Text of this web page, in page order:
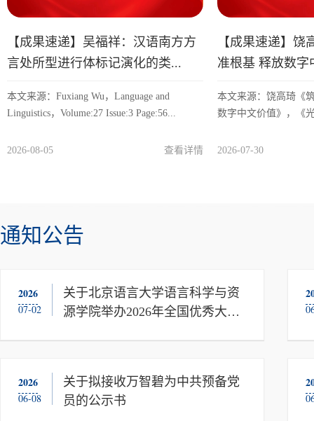
【成果速递】吴福祥：汉语南方方
言处所型进行体标记演化的类...
本文来源：Fuxiang Wu，Language and
Linguistics，Volume:27 Issue:3 Page:56...
2026-08-05 查看详情
【成果速递】饶
准根基 释放数字
本文来源：饶高琦《
数字中文价值》，《
2026-07-30
通知公告
2026
07-02
关于北京语言大学语言科学与资
源学院举办2026年全国优秀大学
2026
06-08
关于拟接收万智碧为中共预备党
员的公示书